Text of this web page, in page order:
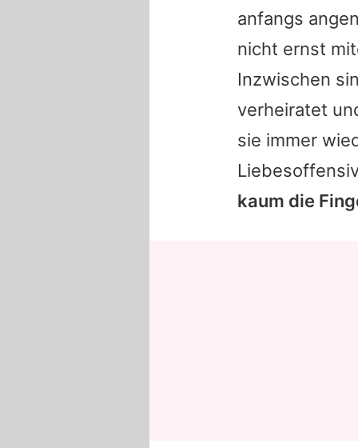
anfangs
nicht ernst
Inzwischen
verheiratet
sie immer
kaum die